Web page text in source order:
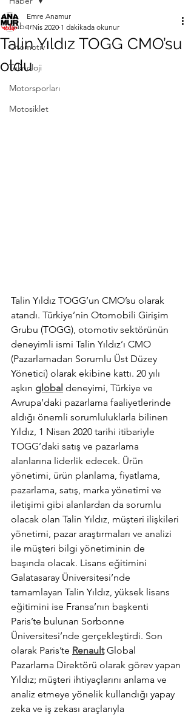
Haber
Otomotiv
Teknoloji
Motorsporları
Motosiklet
Talin Yıldız TOGG CMO’su
oldu
Emre Anamur
1 Nis 2020 1 dakikada okunur
Talin Yıldız TOGG’un CMO’su olarak
atandı. Türkiye’nin Otomobili Girişim
Grubu (TOGG), otomotiv sektörünün
deneyimli ismi Talin Yıldız’ı CMO
(Pazarlamadan Sorumlu Üst Düzey
Yönetici) olarak ekibine kattı. 20 yılı
aşkın global deneyimi, Türkiye ve
Avrupa’daki pazarlama faaliyetlerinde
aldığı önemli sorumluluklarla bilinen
Yıldız, 1 Nisan 2020 tarihi itibariyle
TOGG’daki satış ve pazarlama
alanlarına liderlik edecek. Ürün
yönetimi, ürün planlama, fiyatlama,
pazarlama, satış, marka yönetimi ve
iletişimi gibi alanlardan da sorumlu
olacak olan Talin Yıldız, müşteri ilişkileri
yönetimi, pazar araştırmaları ve analizi
ile müşteri bilgi yönetiminin de
başında olacak. Lisans eğitimini
Galatasaray Üniversitesi’nde
tamamlayan Talin Yıldız, yüksek lisans
eğitimini ise Fransa’nın başkenti
Paris’te bulunan Sorbonne
Üniversitesi’nde gerçekleştirdi. Son
olarak Paris’te Renault Global
Pazarlama Direktörü olarak görev yapan
Yıldız; müşteri ihtiyaçlarını anlama ve
analiz etmeye yönelik kullandığı yapay
zeka ve iş zekası araçlarıyla